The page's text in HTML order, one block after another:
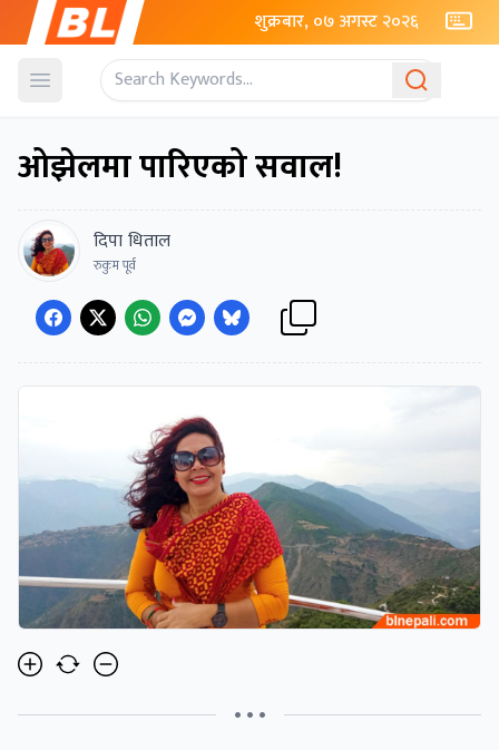
शुक्रबार, ०७ अगस्ट २०२६
Open menu
ओझेलमा पारिएको सवाल!
दिपा धिताल
रुकुम पूर्व
• • •